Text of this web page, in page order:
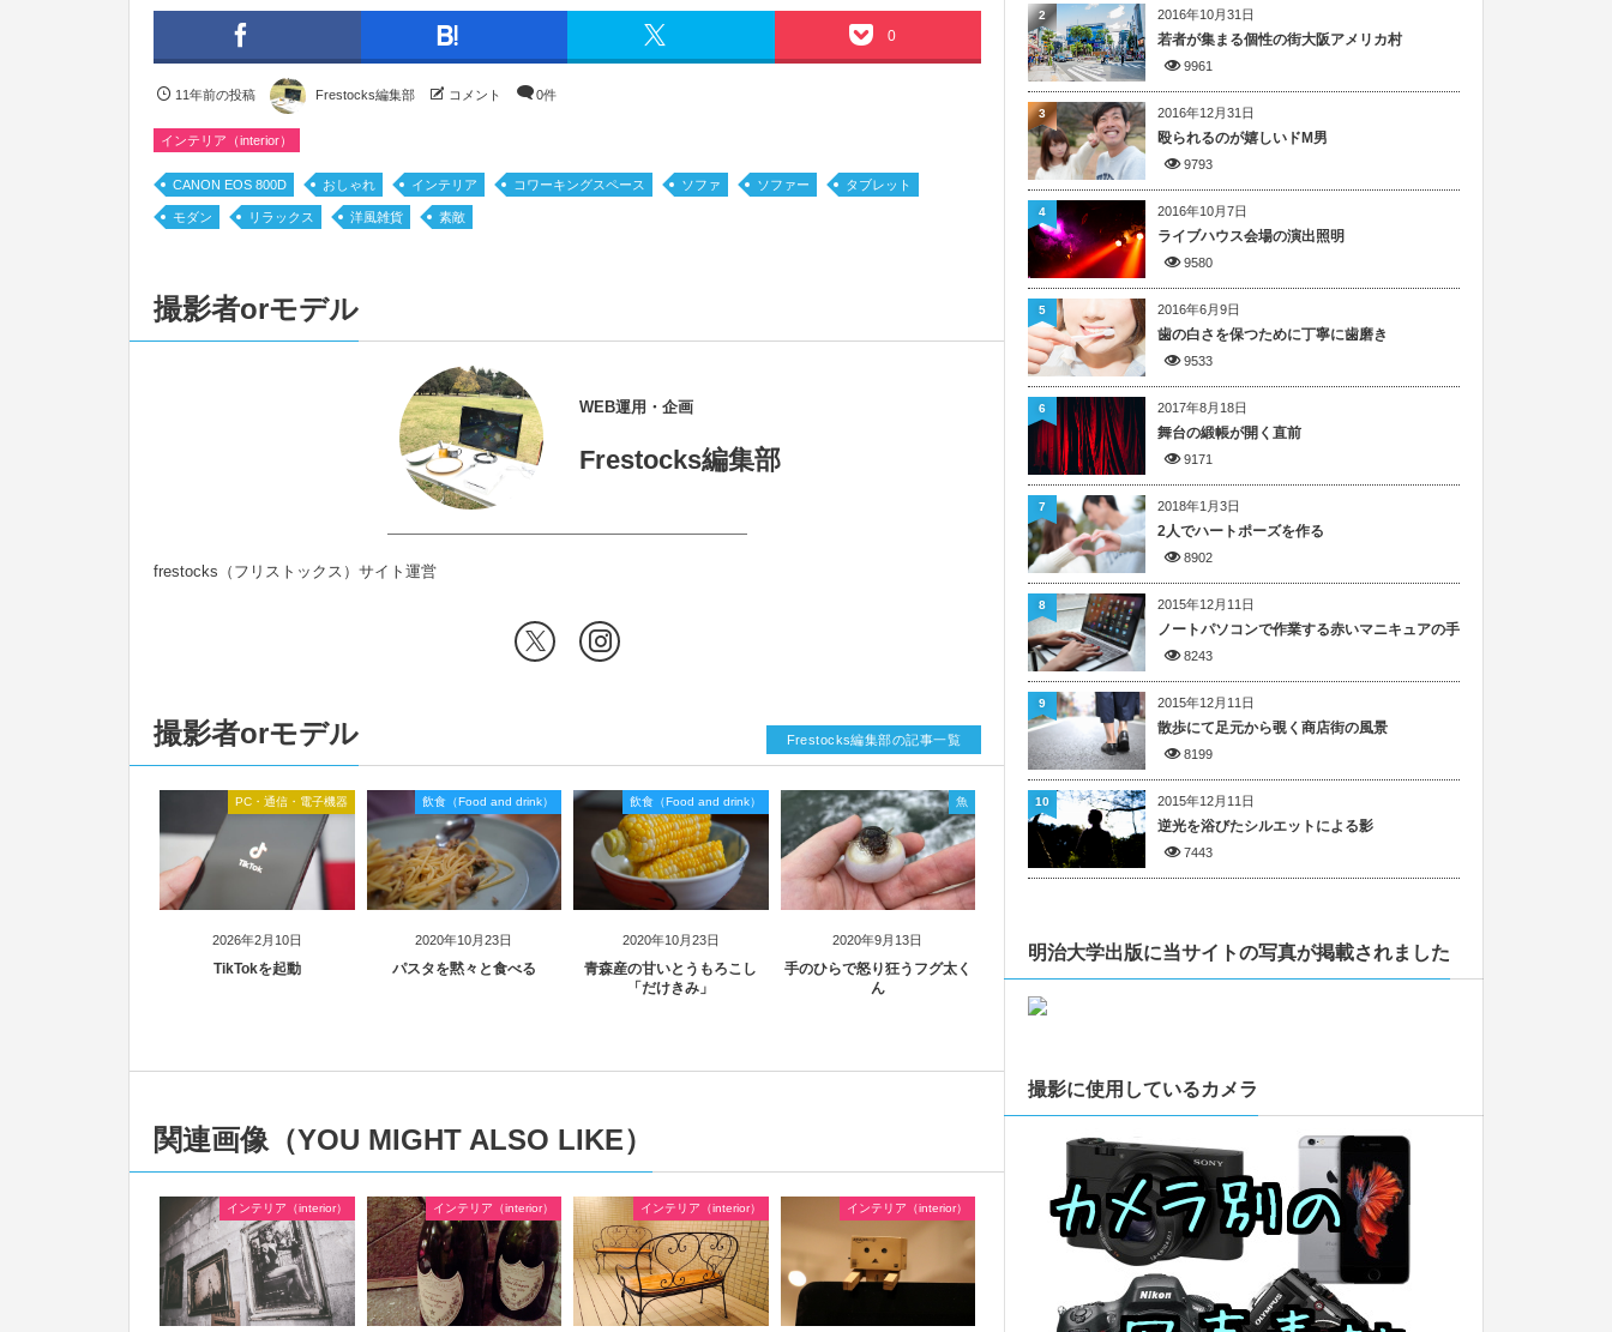
0
11年前の投稿 Frestocks編集部 コメント 0件
インテリア（interior）
CANON EOS 800D おしゃれ インテリア コワーキングスペース ソファ ソファー タブレット
モダン リラックス 洋風雑貨 素敵
撮影者orモデル
WEB運用・企画
Frestocks編集部
frestocks（フリストックス）サイト運営
撮影者orモデル
2026年2月10日
PC・通信・電子機器
TikTokを起動
2020年10月23日
飲食（Food and drink）
パスタを黙々と食べる
2020年10月23日
飲食（Food and drink）
青森産の甘いとうもろこし
「だけきみ」
2020年9月13日
魚
手のひらで怒り狂うフグ太く
ん
Frestocks編集部の記事一覧
関連画像（YOU MIGHT ALSO LIKE）
インテリア（interior） インテリア（interior） インテリア（interior） インテリア（interior）
2016年10月31日
若者が集まる個性の街大阪アメリカ村
9961
2
2016年12月31日
殴られるのが嬉しいドM男
9793
3
2016年10月7日
ライブハウス会場の演出照明
9580
4
2016年6月9日
歯の白さを保つために丁寧に歯磨き
9533
5
2017年8月18日
舞台の緞帳が開く直前
9171
6
2018年1月3日
2人でハートポーズを作る
8902
7
2015年12月11日
ノートパソコンで作業する赤いマニキュアの手
8243
8
2015年12月11日
散歩にて足元から覗く商店街の風景
8199
9
2015年12月11日
逆光を浴びたシルエットによる影
7443
10
明治大学出版に当サイトの写真が掲載されました
撮影に使用しているカメラ